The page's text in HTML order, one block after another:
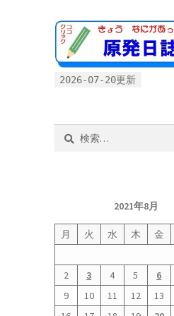
2026-07-20更新
2021年8月
月 火 水 木 金
2
3 4 5 6
9
10 11 12 13